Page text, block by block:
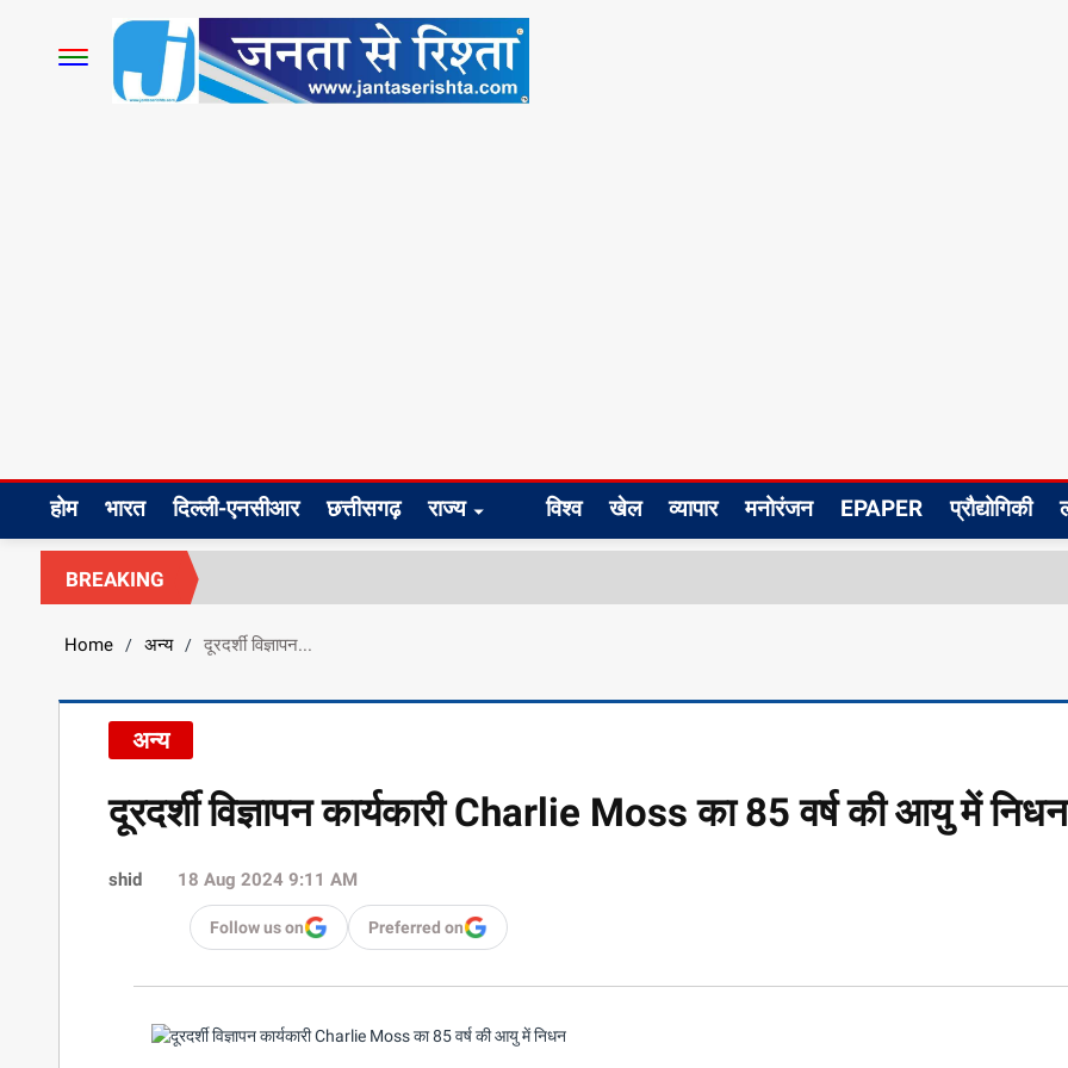
होम भारत दिल्ली-एनसीआर छत्तीसगढ़ राज्य विश्व खेल व्यापार मनोरंजन EPAPER प्रौद्योगिकी
BREAKING
Home / अन्य / दूरदर्शी विज्ञापन...
अन्य
दूरदर्शी विज्ञापन कार्यकारी Charlie Moss का 85 वर्ष की आयु में निधन
shid 18 Aug 2024 9:11 AM
Follow us on Preferred on